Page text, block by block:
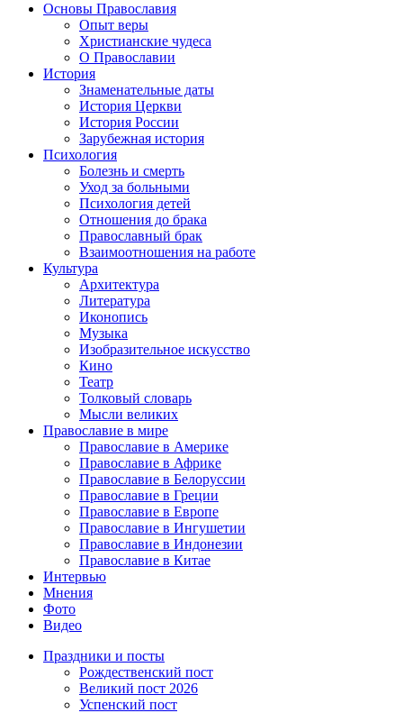
Основы Православия
Опыт веры
Христианские чудеса
О Православии
История
Знаменательные даты
История Церкви
История России
Зарубежная история
Психология
Болезнь и смерть
Уход за больными
Психология детей
Отношения до брака
Православный брак
Взаимоотношения на работе
Культура
Архитектура
Литература
Иконопись
Музыка
Изобразительное искусство
Кино
Театр
Толковый словарь
Мысли великих
Православие в мире
Православие в Америке
Православие в Африке
Православие в Белоруссии
Православие в Греции
Православие в Европе
Православие в Ингушетии
Православие в Индонезии
Православие в Китае
Интервью
Мнения
Фото
Видео
Праздники и посты
Рождественский пост
Великий пост 2026
Успенский пост